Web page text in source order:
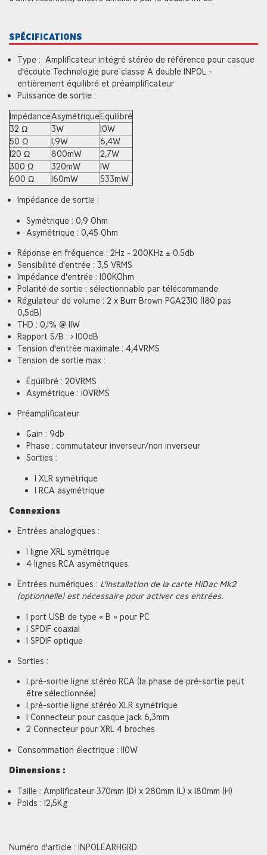
SPÉCIFICATIONS
Type : Amplificateur intégré stéréo de référence pour casque
d'écoute Technologie pure classe A double INPOL -
entièrement équilibré et préamplificateur
Puissance de sortie :
ImpédanceAsymétriqueEquilibré
32 Ω
3W
10W
50 Ω
1,9W
6,4W
120 Ω
800mW
2,7W
300 Ω
320mW
1W
600 Ω
160mW 533mW
Impédance de sortie :
Symétrique : 0,9 Ohm
Asymétrique : 0,45 Ohm
Réponse en fréquence : 2Hz - 200KHz ± 0.5db
Sensibilité d'entrée : 3,5 VRMS
Impédance d'entrée : 100KOhm
Polarité de sortie : sélectionnable par télécommande
Régulateur de volume : 2 x Burr Brown PGA2310 (180 pas
0,5dB)
THD : 0,1% @ 11W
Rapport S/B : > 100dB
Tension d'entrée maximale : 4,4VRMS
Tension de sortie max :
Équilibré : 20VRMS
Asymétrique : 10VRMS
Préamplificateur
Gain : 9db
Phase : commutateur inverseur/non inverseur
Sorties :
1 XLR symétrique
1 RCA asymétrique
Connexions
Entrées analogiques :
1 ligne XRL symétrique
4 lignes RCA asymétriques
Entrées numériques : L'installation de la carte HiDac Mk2
(optionnelle) est nécessaire pour activer ces entrées.
1 port USB de type « B » pour PC
1 SPDIF coaxial
1 SPDIF optique
Sorties :
1 pré-sortie ligne stéréo RCA (la phase de pré-sortie peut
être sélectionnée)
1 pré-sortie ligne stéréo XLR symétrique
1 Connecteur pour casque jack 6,3mm
2 Connecteur pour XRL 4 broches
Consommation électrique : 110W
Dimensions :
Taille : Amplificateur 370mm (D) x 280mm (L) x 180mm (H)
Poids : 12,5Kg
Numéro d'article : INPOLEARHGRD